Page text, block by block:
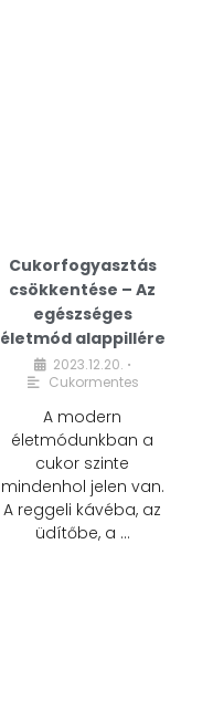
Cukorfogyasztás
csökkentése – Az
egészséges
életmód alappillére
2023.12.20. •
Cukormentes
A modern
életmódunkban a
cukor szinte
mindenhol jelen van.
A reggeli kávéba, az
üdítőbe, a …